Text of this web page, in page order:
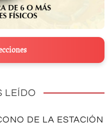
LEÍDO
DE LA ESTACIÓN